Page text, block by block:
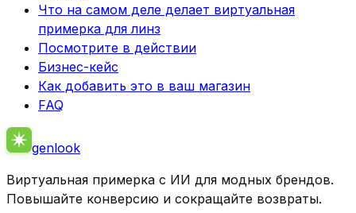
Что на самом деле делает виртуальная
примерка для линз
Посмотрите в действии
Бизнес-кейс
Как добавить это в ваш магазин
FAQ
genlook
Виртуальная примерка с ИИ для модных брендов.
Повышайте конверсию и сокращайте возвраты.